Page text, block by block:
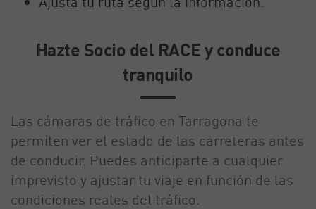
Hazte Socio del RACE y conduce
tranquilo
Las cámaras de tráfico en Tarragona te
permiten ver el estado de las carreteras antes
de conducir. Puedes anticiparte a cualquier
imprevisto y ajustar tu viaje en función de las
condiciones reales del tráfico.